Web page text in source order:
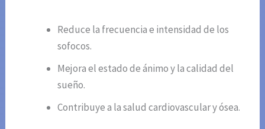
Reduce la frecuencia e intensidad de los
sofocos.
Mejora el estado de ánimo y la calidad del
sueño.
Contribuye a la salud cardiovascular y ósea.